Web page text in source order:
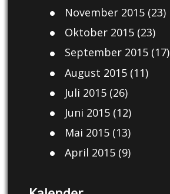
November 2015(23)
Oktober 2015(23)
September 2015(17)
August 2015(11)
Juli 2015(26)
Juni 2015(12)
Mai 2015(13)
April 2015(9)